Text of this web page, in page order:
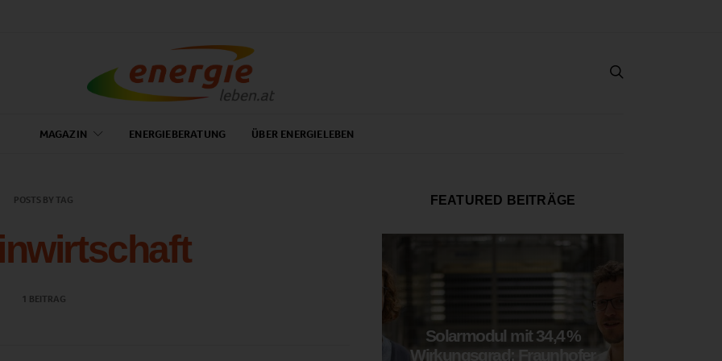
MAGAZIN ENERGIEBERATUNG ÜBER ENERGIELEBEN
POSTS BY TAG
1 BEITRAG
FEATURED BEITRÄGE
Solarmodul mit 34,4 %
Wirkungsgrad: Fraunhofer